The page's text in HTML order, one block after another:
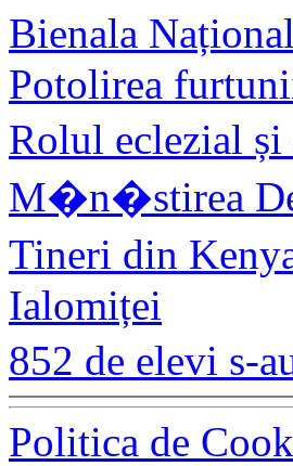
Bienala
Potolirea
Rolul eclezial
M�n�stirea
Tineri din
Ialomiței
852 de elevi s-
Politica de